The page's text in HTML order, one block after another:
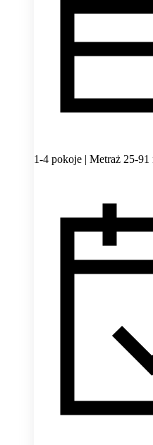
1-4 pokoje | Metraż 25-91